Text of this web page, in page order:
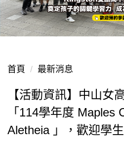
首頁 最新消息
【活動資訊】中山女
「114學年度 Maples
Aletheia 」，歡迎學